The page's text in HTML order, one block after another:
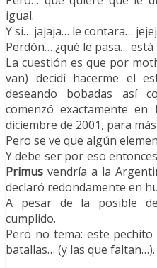
igual.
Y si… jajaja… le contara…
Perdón… ¿qué le pasa… está
La cuestión es que por
van) decidí hacerme el
deseando bobadas así
comenzó exactamente
diciembre de 2001, para
Pero se ve que algún
Y debe ser por eso
Primus vendría a la
declaró redondamente en
A pesar de la posible
cumplido.
Pero no tema: este
batallas… (y las que faltan…).